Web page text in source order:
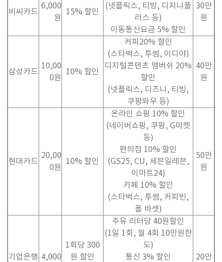
비씨카드
6,000
원
15% 할인
(넷플릭스, 티빙, 디지니플
러스 등)
이동통신요금 5% 할인
30만
원
삼성카드
10,00
0원
10% 할인
커피 20% 할인
(스타벅스, 투썸, 이디야)
디지털콘텐츠 맴버쉬 20%
할인
(넷플릭스, 디즈니 , 티빙,
쿠팡와우 등)
40만
원
현대카드
20,00
0원
10% 할인
온라인 쇼핑 10% 할인
(네이버쇼핑, 쿠팡, G마켓
등)
편의점 10% 할인
(GS25, CU, 세븐일레븐,
이마트24)
카페 10% 할인
(스타벅스, 투썸, 커피빈,
폴 바셋)
50만
원
기업은행 4,000
1회당 300
원 할인
주유 리터당 40원할인
(1일 1회 , 월 4회 10만원한
도)
통신 3% 할인
20만